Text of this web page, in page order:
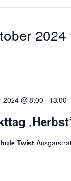
2024
2024 @ 8:00 - 13:00
‚Herbst‘
Twist